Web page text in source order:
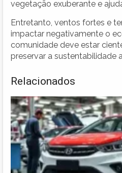
vegetação exuberante e
Entretanto, ventos fortes e
impactar negativamente o
comunidade deve estar
preservar a sustentabilidade
Relacionados